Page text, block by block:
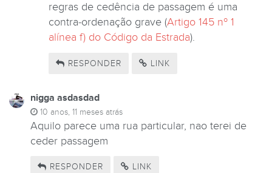
regras de cedência de passagem é uma
contra-ordenação grave (Artigo 145 nº 1
alínea f) do Código da Estrada).
RESPONDER LINK
nigga asdasdad
10 anos, 11 meses atrás
Aquilo parece uma rua particular, nao terei de
ceder passagem
RESPONDER LINK